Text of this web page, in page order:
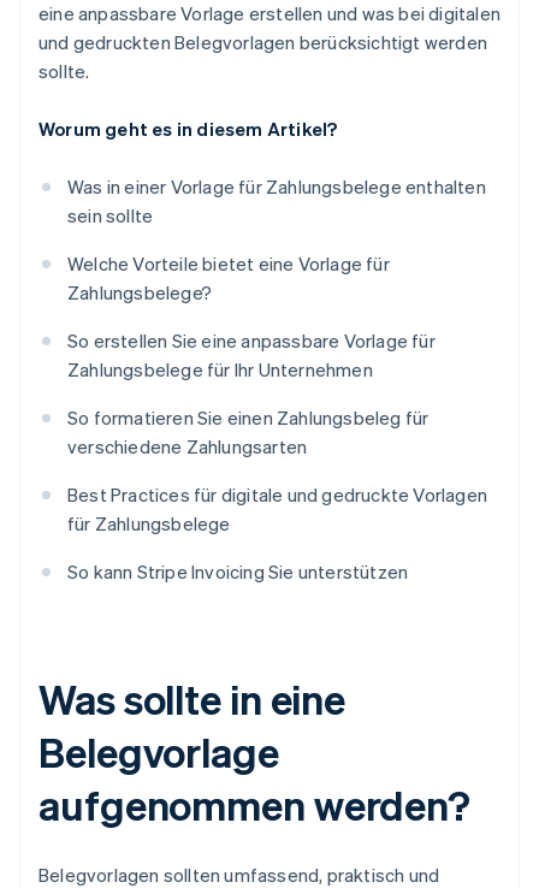
eine anpassbare Vorlage erstellen und was bei digitalen
und gedruckten Belegvorlagen berücksichtigt werden
sollte.
Worum geht es in diesem Artikel?
Was in einer Vorlage für Zahlungsbelege enthalten
sein sollte
Welche Vorteile bietet eine Vorlage für
Zahlungsbelege?
So erstellen Sie eine anpassbare Vorlage für
Zahlungsbelege für Ihr Unternehmen
So formatieren Sie einen Zahlungsbeleg für
verschiedene Zahlungsarten
Best Practices für digitale und gedruckte Vorlagen
für Zahlungsbelege
So kann Stripe Invoicing Sie unterstützen
Was sollte in eine
Belegvorlage
aufgenommen werden?
Belegvorlagen sollten umfassend, praktisch und